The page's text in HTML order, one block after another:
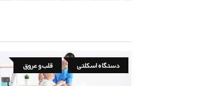
دستگاه اسکلتی قلب و عروق